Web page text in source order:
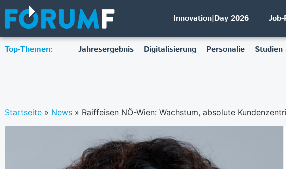
Innovation|Day 2026
Top-Themen: Jahresergebnis Digitalisierung Personalie Studien
Startseite » News » Raiffeisen NÖ-Wien: Wachstum, absolute